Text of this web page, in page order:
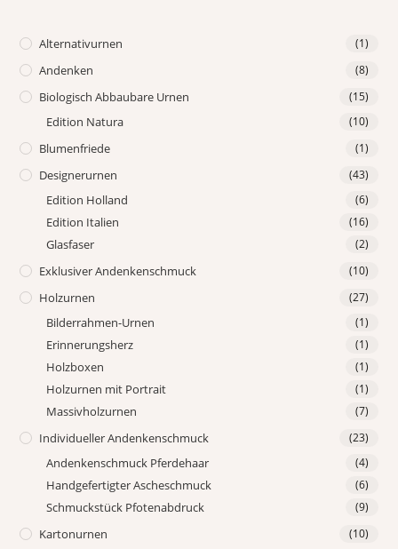
Alternativurnen (1)
Andenken (8)
Biologisch Abbaubare Urnen (15)
Edition Natura (10)
Blumenfriede (1)
Designerurnen (43)
Edition Holland (6)
Edition Italien (16)
Glasfaser (2)
Exklusiver Andenkenschmuck (10)
Holzurnen (27)
Bilderrahmen-Urnen (1)
Erinnerungsherz (1)
Holzboxen (1)
Holzurnen mit Portrait (1)
Massivholzurnen (7)
Individueller Andenkenschmuck (23)
Andenkenschmuck Pferdehaar (4)
Handgefertigter Ascheschmuck (6)
Schmuckstück Pfotenabdruck (9)
Kartonurnen (10)